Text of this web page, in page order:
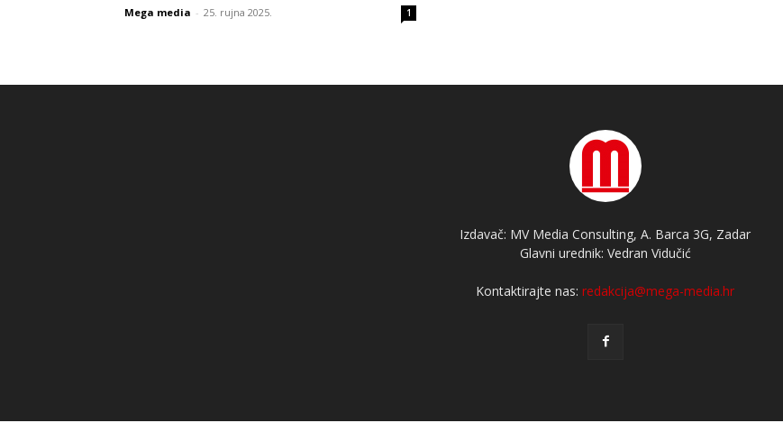
Mega media - 25. rujna 2025. 1
Izdavač: MV Media Consulting, A. Barca 3G, Zadar
Glavni urednik: Vedran Vidučić
Kontaktirajte nas:redakcija@mega-media.hr